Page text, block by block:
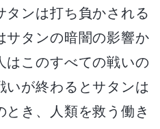
タンは打ち負かされる
サタンの暗闇の影響か
はこのすべての戦いの
いが終わるとサタンは
き、人類を救う働き